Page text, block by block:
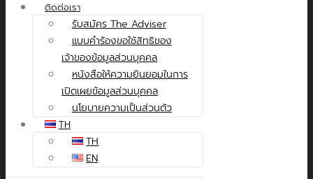
ติดต่อเรา
รับสมัคร The Adviser
แบบคำร้องขอใช้สิทธิของ
เจ้าของข้อมูลส่วนบุคคล
หนังสือให้ความยินยอมในการ
เปิดเผยข้อมูลส่วนบุคคล
นโยบายความเป็นส่วนตัว
TH
TH
EN